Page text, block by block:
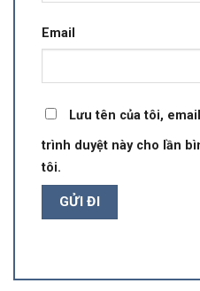
Email
Lưu tên của tôi,
trình duyệt này cho lần
tôi.